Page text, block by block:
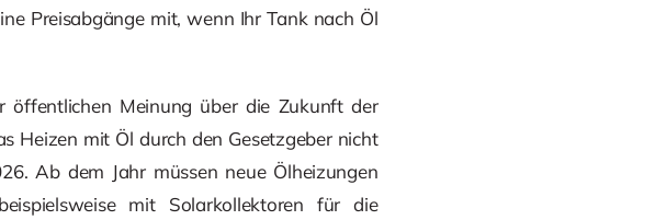
Preisabgänge mit, wenn Ihr Tank nach Öl
öffentlichen Meinung über die Zukunft der
Heizen mit Öl durch den Gesetzgeber nicht
Ab dem Jahr müssen neue Ölheizungen
mit Solarkollektoren für die